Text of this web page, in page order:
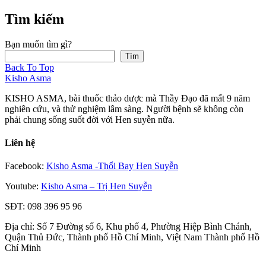
Tìm kiếm
Bạn muốn tìm gì?
Tìm
Back To Top
Kisho Asma
KISHO ASMA, bài thuốc thảo dược mà Thầy Đạo đã mất 9 năm
nghiên cứu, và thử nghiệm lâm sàng. Người bệnh sẽ không còn
phải chung sống suốt đời với Hen suyễn nữa.
Liên hệ
Facebook: Kisho Asma -Thổi Bay Hen Suyễn
Youtube: Kisho Asma – Trị Hen Suyễn
SĐT: 098 396 95 96
Địa chỉ: Số 7 Đường số 6, Khu phố 4, Phường Hiệp Bình Chánh,
Quận Thủ Đức, Thành phố Hồ Chí Minh, Việt Nam Thành phố Hồ
Chí Minh